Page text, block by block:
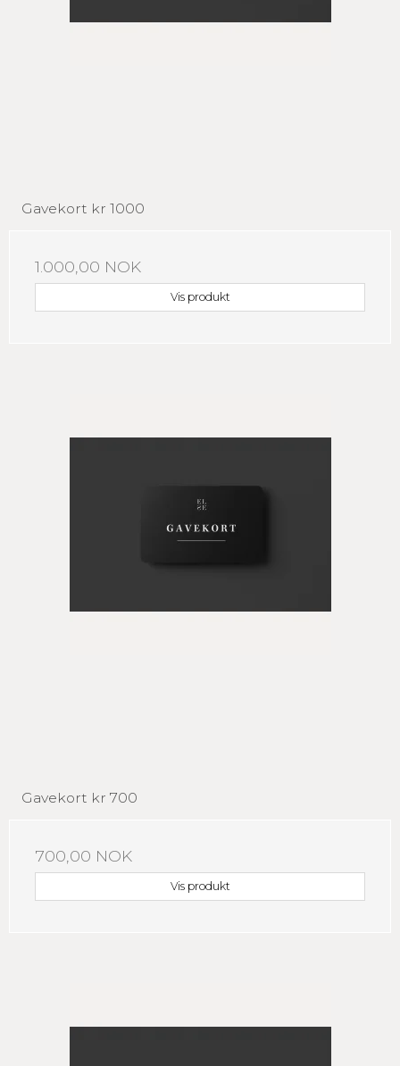
Gavekort kr 1000
1.000,00 NOK
Vis produkt
Gavekort kr 700
700,00 NOK
Vis produkt